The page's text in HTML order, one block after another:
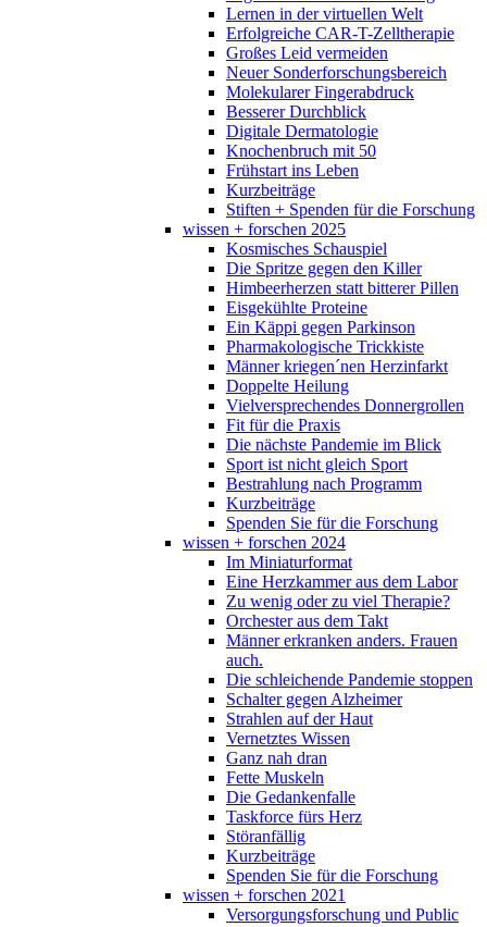
Lernen in der virtuellen Welt
Erfolgreiche CAR-T-Zelltherapie
Großes Leid vermeiden
Neuer Sonderforschungsbereich
Molekularer Fingerabdruck
Besserer Durchblick
Digitale Dermatologie
Knochenbruch mit 50
Frühstart ins Leben
Kurzbeiträge
Stiften + Spenden für die Forschung
wissen + forschen 2025
Kosmisches Schauspiel
Die Spritze gegen den Killer
Himbeerherzen statt bitterer Pillen
Eisgekühlte Proteine
Ein Käppi gegen Parkinson
Pharmakologische Trickkiste
Männer kriegen´nen Herzinfarkt
Doppelte Heilung
Vielversprechendes Donnergrollen
Fit für die Praxis
Die nächste Pandemie im Blick
Sport ist nicht gleich Sport
Bestrahlung nach Programm
Kurzbeiträge
Spenden Sie für die Forschung
wissen + forschen 2024
Im Miniaturformat
Eine Herzkammer aus dem Labor
Zu wenig oder zu viel Therapie?
Orchester aus dem Takt
Männer erkranken anders. Frauen
auch.
Die schleichende Pandemie stoppen
Schalter gegen Alzheimer
Strahlen auf der Haut
Vernetztes Wissen
Ganz nah dran
Fette Muskeln
Die Gedankenfalle
Taskforce fürs Herz
Störanfällig
Kurzbeiträge
Spenden Sie für die Forschung
wissen + forschen 2021
Versorgungsforschung und Public